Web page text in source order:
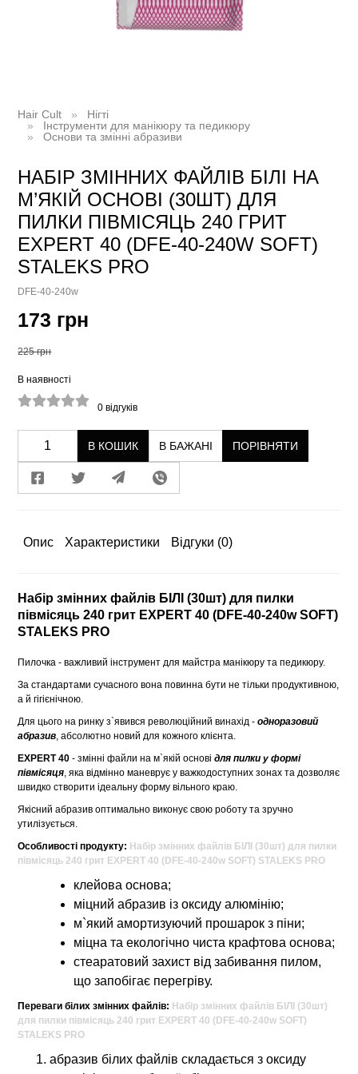
Hair Cult
Нігті
Інструменти для манікюру та педикюру
Основи та змінні абразиви
НАБІР ЗМІННИХ ФАЙЛІВ БІЛІ НА
М’ЯКІЙ ОСНОВІ (30ШТ) ДЛЯ
ПИЛКИ ПІВМІСЯЦЬ 240 ГРИТ
EXPERT 40 (DFE-40-240W SOFT)
STALEKS PRO
DFE-40-240w
173 грн
225 грн
В наявності
0 відгуків
В КОШИК В БАЖАНІ ПОРІВНЯТИ
Опис Характеристики Відгуки (0)
Набір змінних файлів БІЛІ (30шт) для пилки
півмісяць 240 грит EXPERT 40 (DFE-40-240w SOFT)
STALEKS PRO
Пилочка - важливий інструмент для майстра манікюру та педикюру.
За стандартами сучасного вона повинна бути не тільки продуктивною,
а й гігієнічною.
Для цього на ринку з`явився революційний винахід -одноразовий
абразив, абсолютно новий для кожного клієнта.
EXPERT 40 - змінні файли на м`якій основідля пилки у формі
півмісяця, яка відмінно маневрує у важкодоступних зонах та дозволяє
швидко створити ідеальну форму вільного краю.
Якісний абразив оптимально виконує свою роботу та зручно
утилізується.
Особливості продукту: Набір змінних файлів БІЛІ (30шт) для пилки
півмісяць 240 грит EXPERT 40 (DFE-40-240w SOFT) STALEKS PRO
клейова основа;
міцний абразив із оксиду алюмінію;
м`який амортизуючий прошарок з піни;
міцна та екологічно чиста крафтова основа;
стеаратовий захист від забивання пилом,
що запобігає перегріву.
Переваги білих змінних файлів: Набір змінних файлів БІЛІ (30шт)
для пилки півмісяць 240 грит EXPERT 40 (DFE-40-240w SOFT)
STALEKS PRO
абразив білих файлів складається з оксиду